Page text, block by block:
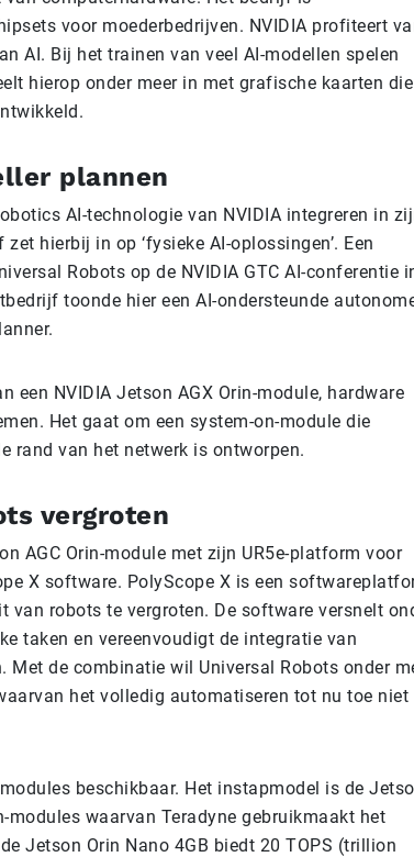
voor moederbedrijven. NVIDIA profiteert
AI. Bij het trainen van veel AI-modellen spelen
hierop onder meer in met grafische kaarten die
plannen
AI-technologie van NVIDIA integreren in
hierbij in op ‘fysieke AI-oplossingen’. Een
Robots op de NVIDIA GTC AI-conferentie
toonde hier een AI-ondersteunde
een NVIDIA Jetson AGX Orin-module, hardware
Het gaat om een system-on-module die
rand van het netwerk is ontworpen.
vergroten
AGC Orin-module met zijn UR5e-platform voor
X software. PolyScope X is een
robots te vergroten. De software versnelt
taken en vereenvoudigt de integratie van
de combinatie wil Universal Robots onder
het volledig automatiseren tot nu toe niet
beschikbaar. Het instapmodel is de
modules waarvan Teradyne gebruikmaakt het
Jetson Orin Nano 4GB biedt 20 TOPS (trillion